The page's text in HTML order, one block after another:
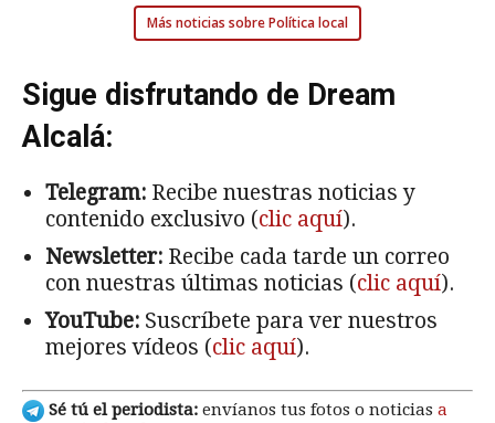
Más noticias sobre Política local
Sigue disfrutando de Dream
Alcalá:
Telegram: Recibe nuestras noticias y
contenido exclusivo (clic aquí).
Newsletter: Recibe cada tarde un correo
con nuestras últimas noticias (clic aquí).
YouTube: Suscríbete para ver nuestros
mejores vídeos (clic aquí).
Sé tú el periodista: envíanos tus fotos o noticias a